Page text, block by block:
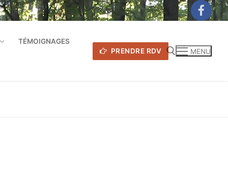
TÉMOIGNAGES
PRENDRE RDV
MENU